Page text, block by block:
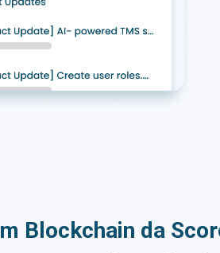
Blockchain da